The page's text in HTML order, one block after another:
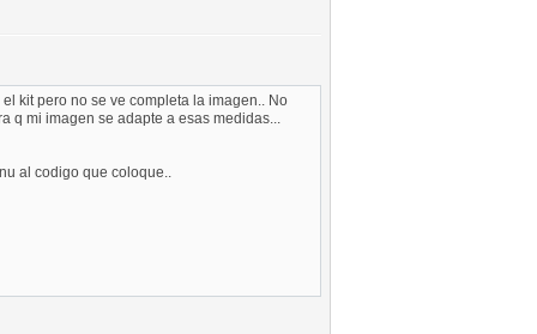
kit pero no se ve completa la imagen.. No
q mi imagen se adapte a esas medidas...
al codigo que coloque..